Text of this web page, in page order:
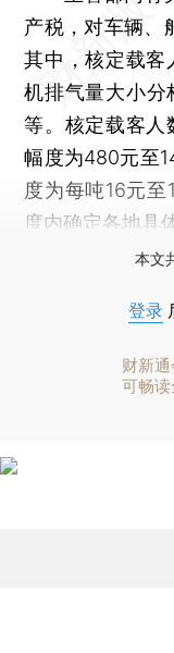
产税，对车辆、
其中，核定载客
机排气量大小
等。核定载客人
幅度为480元至
度为每吨16元
度内确定各地具
本文
登录
财新通
可畅读